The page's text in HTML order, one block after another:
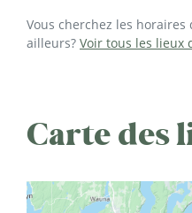
Vous cherchez les
ailleurs? Voir tous les lieux
Carte des